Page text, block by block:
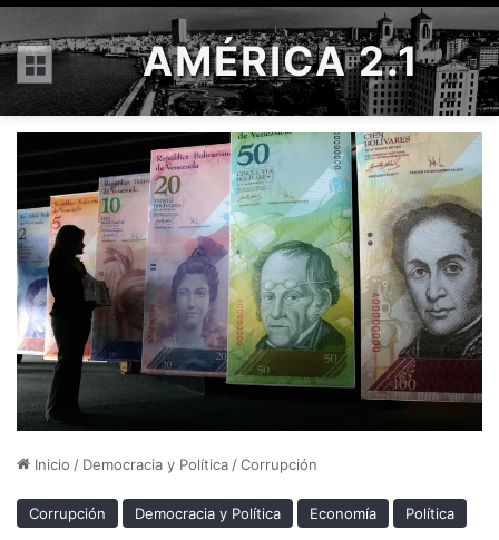
Menú AMÉRICA 2.1
Inicio / Democracia y Política /Corrupción
Corrupción Democracia y Política Economía Política